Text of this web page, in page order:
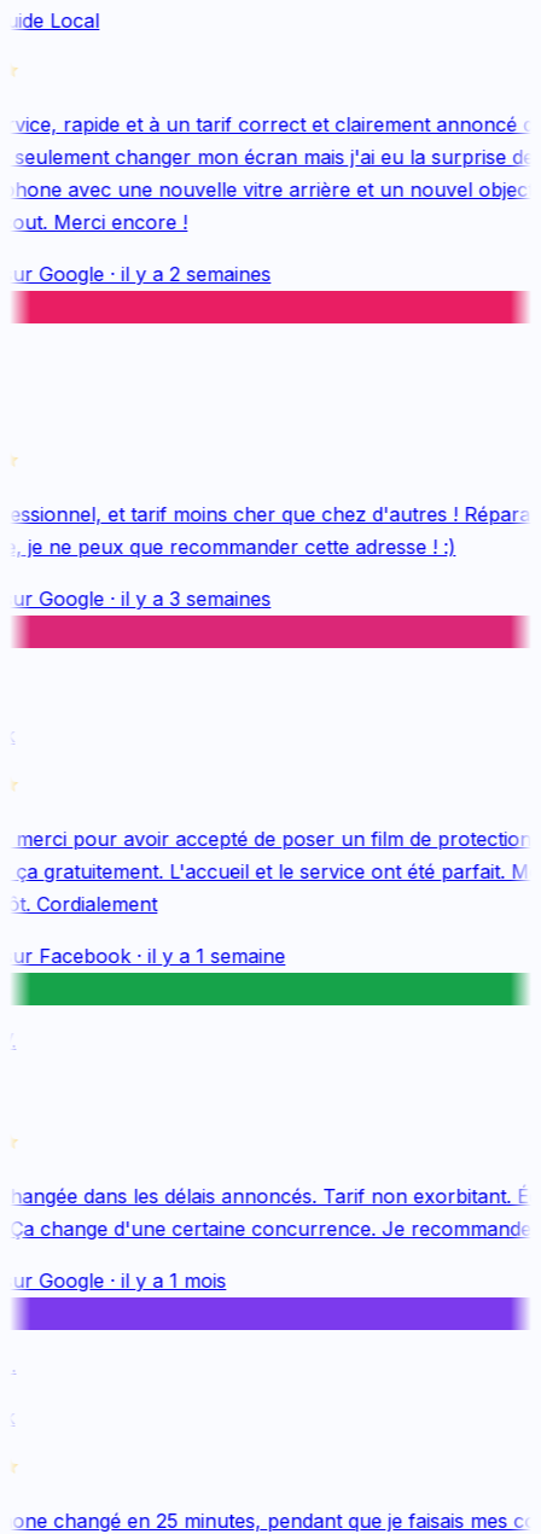
Local
rapide et à un tarif correct et clairement annoncé
changer mon écran mais j'ai eu la surprise de
avec une nouvelle vitre arrière et un nouvel objectif,
Merci encore !
Google· il y a 2 semaines
et tarif moins cher que chez d'autres !
je ne peux que recommander cette adresse ! :)
Google· il y a 3 semaines
pour avoir accepté de poser un film de protection
gratuitement. L'accueil et le service ont été parfait.
Cordialement
Facebook· il y a 1 semaine
dans les délais annoncés. Tarif non exorbitant.
change d'une certaine concurrence. Je recommande
Google· il y a 1 mois
changé en 25 minutes, pendant que je faisais mes